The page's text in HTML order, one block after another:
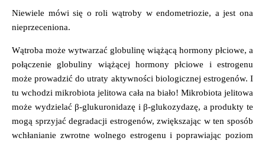
Niewiele mówi się o roli wątroby w endometriozie, a jest ona
nieprzeceniona.
Wątroba może wytwarzać globulinę wiążącą hormony płciowe, a
połączenie globuliny wiążącej hormony płciowe i estrogenu
może prowadzić do utraty aktywności biologicznej estrogenów. I
tu wchodzi mikrobiota jelitowa cała na biało! Mikrobiota jelitowa
może wydzielać β-glukuronidazę i β-glukozydazę, a produkty te
mogą sprzyjać degradacji estrogenów, zwiększając w ten sposób
wchłanianie zwrotne wolnego estrogenu i poprawiając poziom